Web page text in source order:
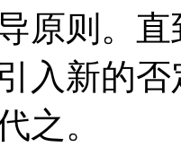
原则。
入新的
之。